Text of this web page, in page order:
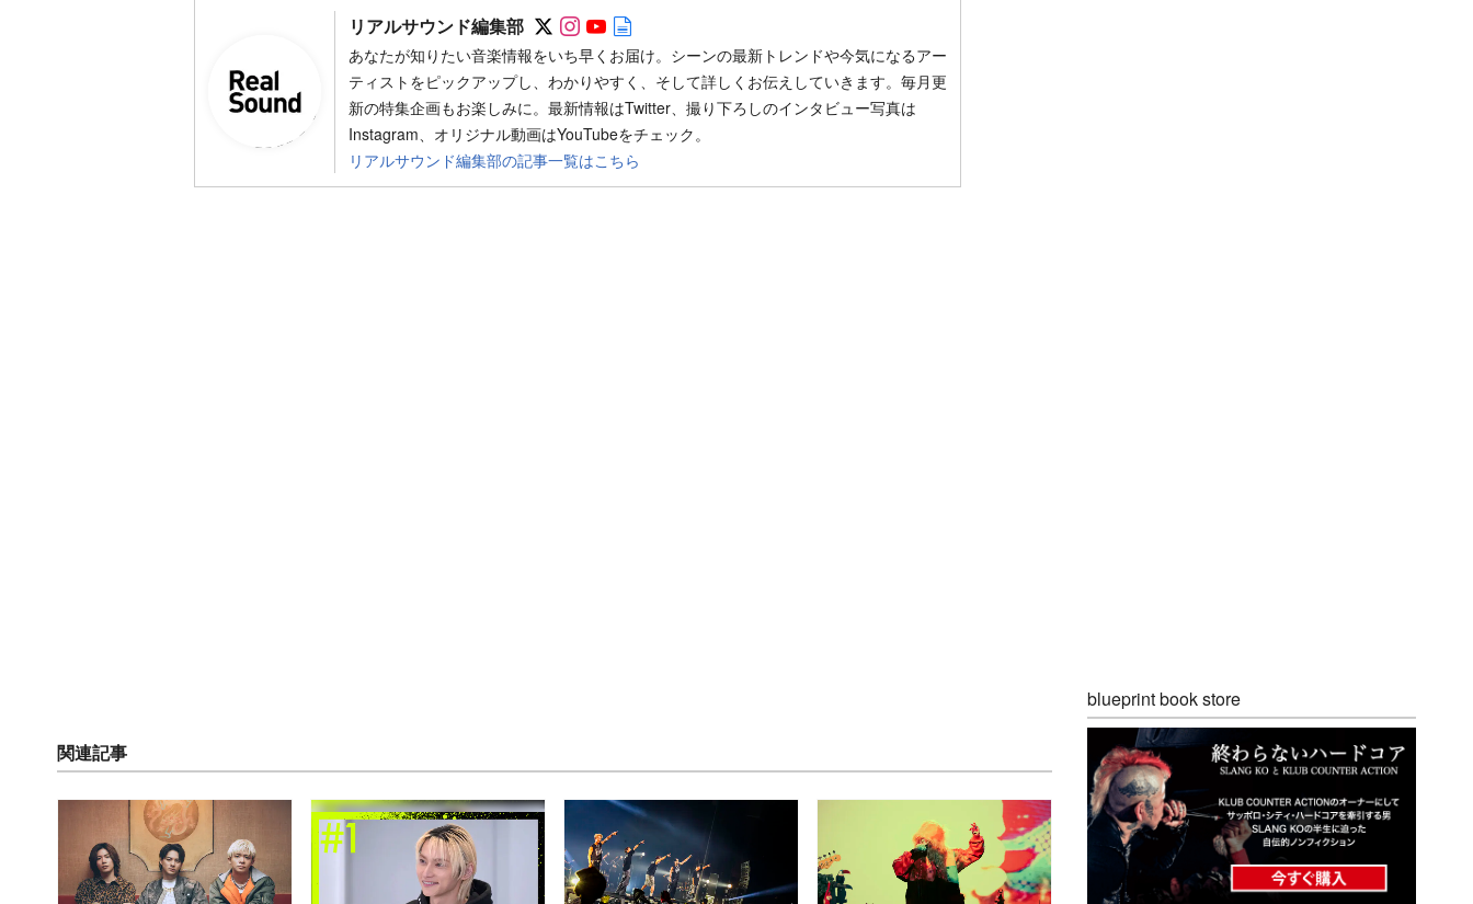
リアルサウンド編集部 Follow on SNS
Follow on SNS
Follow on SNS
あなたが知りたい音楽情報をいち早くお届け。シーンの最新トレンドや今気になるアー
ティストをピックアップし、わかりやすく、そして詳しくお伝えしていきます。毎月更
新の特集企画もお楽しみに。最新情報はTwitter、撮り下ろしのインタビュー写真は
Instagram、オリジナル動画はYouTubeをチェック。
リアルサウンド編集部の記事一覧はこちら
関連記事
blueprint book store